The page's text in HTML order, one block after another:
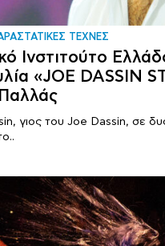
ΤΕΧΝΕΣ
Ινστιτούτο
«JOE DASSIN
γιος του Joe Dassin, σε